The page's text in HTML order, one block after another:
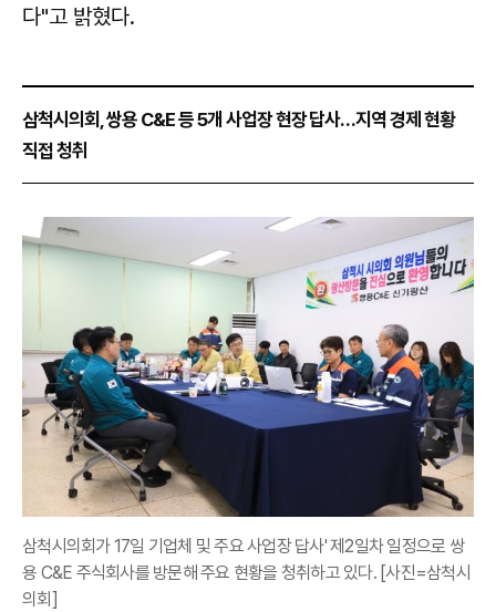
다"고 밝혔다.
삼척시의회, 쌍용 C&E 등 5개 사업장 현장 답사…지역 경제 현황
직접 청취
삼척시의회가 17일 기업체 및 주요 사업장 답사' 제2일차 일정으로 쌍
용 C&E 주식회사를 방문해 주요 현황을 청취하고 있다. [사진=삼척시
의회]